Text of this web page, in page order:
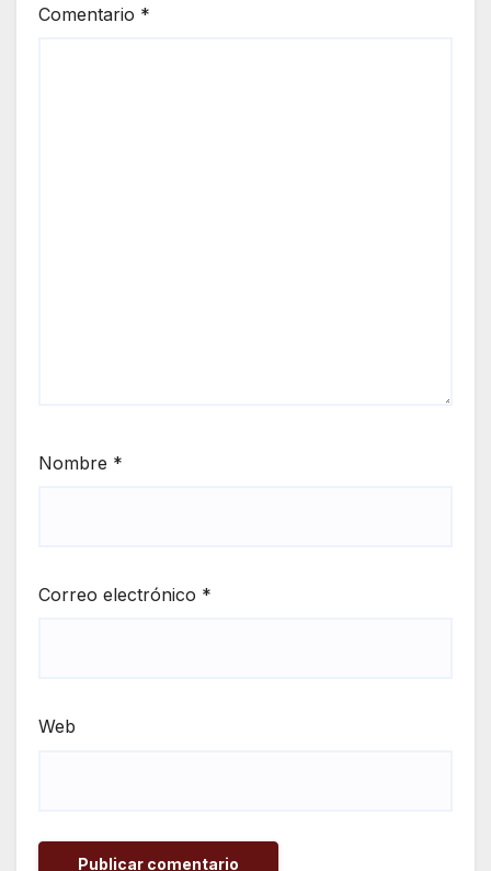
Comentario *
Nombre *
Correo electrónico *
Web